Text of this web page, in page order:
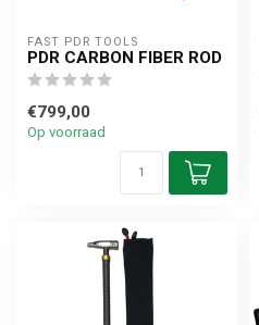
FAST PDR TOOLS
PDR CARBON FIBER ROD
€799,00
Op voorraad